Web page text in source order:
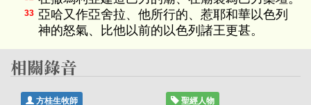
33 亞哈又作亞舍拉、他所行的、惹耶和華以色列
神的怒氣、比他以前的以色列諸王更甚。
方桂生牧師 聖經人物